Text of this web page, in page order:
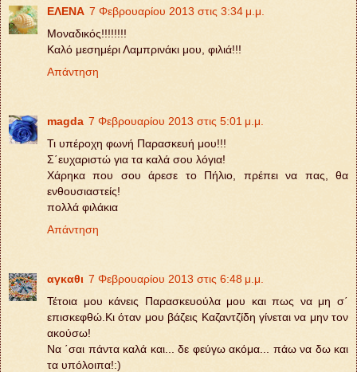
ΕΛΕΝΑ 7 Φεβρουαρίου 2013 στις 3:34 μ.μ.
Μοναδικός!!!!!!!!
Καλό μεσημέρι Λαμπρινάκι μου, φιλιά!!!
Απάντηση
magda 7 Φεβρουαρίου 2013 στις 5:01 μ.μ.
Τι υπέροχη φωνή Παρασκευή μου!!!
Σ΄ευχαριστώ για τα καλά σου λόγια!
Χάρηκα που σου άρεσε το Πήλιο, πρέπει να πας, θα
ενθουσιαστείς!
πολλά φιλάκια
Απάντηση
αγκαθι 7 Φεβρουαρίου 2013 στις 6:48 μ.μ.
Τέτοια μου κάνεις Παρασκευούλα μου και πως να μη σ΄
επισκεφθώ.Κι όταν μου βάζεις Καζαντζίδη γίνεται να μην τον
ακούσω!
Να ΄σαι πάντα καλά και... δε φεύγω ακόμα... πάω να δω και
τα υπόλοιπα!:)